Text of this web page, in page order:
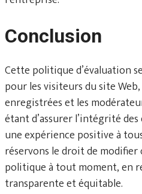
Conclusion
Cette politique d’évaluation
pour les visiteurs du site
enregistrées et les
étant d’assurer l’intégrité
une expérience positive à
réservons le droit de modifier
politique à tout moment, en
transparente et équitable.